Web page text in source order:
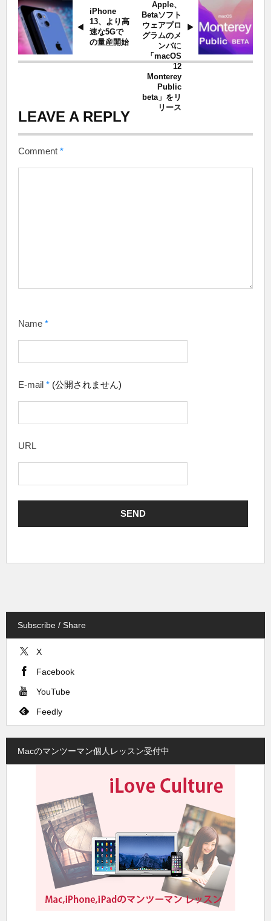
iPhone
13、より高
速な5Gで
の量産開始
Apple、
Betaソフト
ウェアプロ
グラムのメ
ンバに
「macOS
12
Monterey
Public
beta」をリ
リース
LEAVE A REPLY
Comment *
Name *
E-mail * (公開されません)
URL
Subscribe / Share
X
Facebook
YouTube
Feedly
Macのマンツーマン個人レッスン受付中